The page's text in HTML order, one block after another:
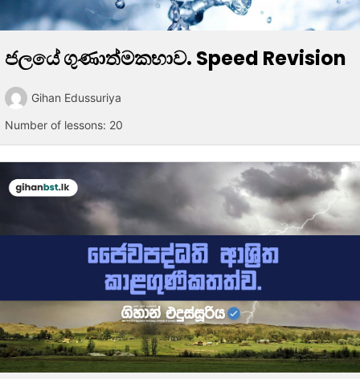
ජලයේ ගුණාත්මකභාව. Speed Revision
Gihan Edussuriya
Number of lessons: 20